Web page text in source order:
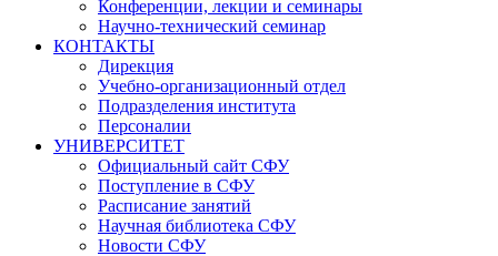
Конференции, лекции и семинары
Научно-технический семинар
КОНТАКТЫ
Дирекция
Учебно-организационный отдел
Подразделения института
Персоналии
УНИВЕРСИТЕТ
Официальный сайт СФУ
Поступление в СФУ
Расписание занятий
Научная библиотека СФУ
Новости СФУ